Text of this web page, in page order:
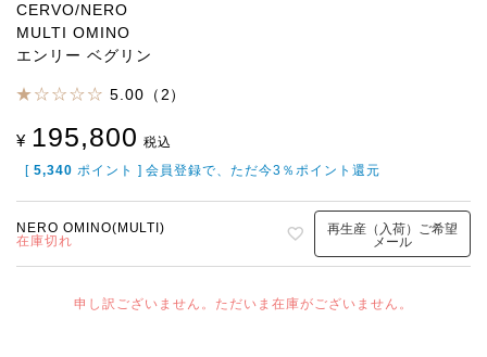
CERVO/NERO
MULTI OMINO
エンリー ベグリン
5.00（2）
¥ 195,800 税込
[ 5,340 ポイント ] 会員登録で、ただ今3％ポイント還元
NERO OMINO(MULTI)
在庫切れ
再生産（入荷）ご希望
メール
申し訳ございません。ただいま在庫がございません。